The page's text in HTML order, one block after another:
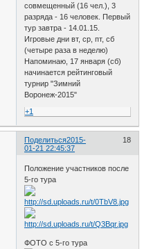
совмещенный (16 чел.), 3
разряда - 16 человек. Первый
тур завтра - 14.01.15.
Игровые дни вт, ср, пт, сб
(четыре раза в неделю)
Напоминаю, 17 января (сб)
начинается рейтинговый
турнир "Зимний
Воронеж-2015"
+1
Поделиться 18
2015-
01-21 22:45:37
Положение участников после
5-го тура
ФОТО с 5-го тура